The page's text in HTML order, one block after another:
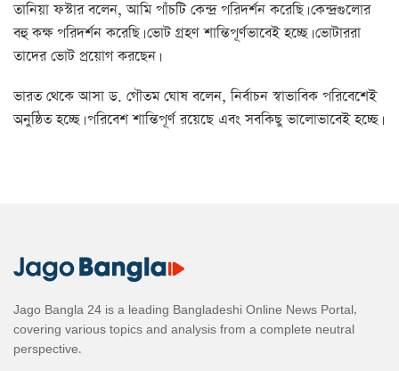
তানিয়া ফস্টার বলেন, আমি পাঁচটি কেন্দ্র পরিদর্শন করেছি। কেন্দ্রগুলোর
বহু কক্ষ পরিদর্শন করেছি। ভোট গ্রহণ শান্তিপূর্ণভাবেই হচ্ছে। ভোটাররা
তাদের ভোট প্রয়োগ করছেন।
ভারত থেকে আসা ড. গৌতম ঘোষ বলেন, নির্বাচন স্বাভাবিক পরিবেশেই
অনুষ্ঠিত হচ্ছে। পরিবেশ শান্তিপূর্ণ রয়েছে এবং সবকিছু ভালোভাবেই হচ্ছে।
Jago Bangla 24 is a leading Bangladeshi Online News Portal,
covering various topics and analysis from a complete neutral
perspective.